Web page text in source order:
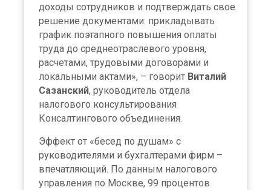
доходы сотрудников и подтверждать свое
решение документами: прикладывать
график поэтапного повышения оплаты
труда до среднеотраслевого уровня,
расчетами, трудовыми договорами и
локальными актами», – говорит Виталий
Сазанский, руководитель отдела
налогового консультирования
Консалтингового объединения.
Эффект от «бесед по душам» с
руководителями и бухгалтерами фирм –
впечатляющий. По данным налогового
управления по Москве, 99 процентов